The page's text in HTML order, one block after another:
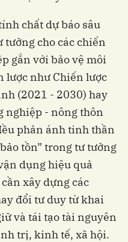
chất dự báo sâu
tưởng cho các chiến
gắn với bảo vệ môi
lược như Chiến lược
(2021 - 2030) hay
nghiệp - nông thôn
phản ánh tinh thần
tồn” trong tư tưởng
dụng hiệu quả
xây dựng các
đổi tư duy từ khai
và tái tạo tài nguyên
trị, kinh tế, xã hội.